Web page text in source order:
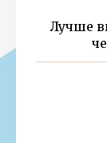
Лучше